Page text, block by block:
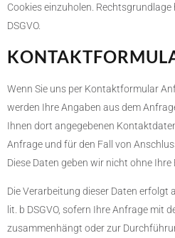
Cookies einzuholen.
DSGVO.
Wenn Sie uns per Kontaktformular
werden Ihre Angaben aus dem
Ihnen dort angegebenen
Anfrage und für den Fall von
Diese Daten geben wir nicht ohne Ihre
Die Verarbeitung dieser Daten erfolgt
lit. b DSGVO, sofern Ihre Anfrage mit
zusammenhängt oder zur